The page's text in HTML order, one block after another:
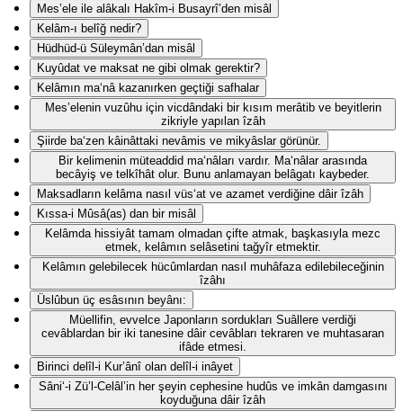
Mes’ele ile alâkalı Hakîm-i Busayrî’den misâl
Kelâm-ı belîğ nedir?
Hüdhüd-ü Süleymân’dan misâl
Kuyûdat ve maksat ne gibi olmak gerektir?
Kelâmın ma‘nâ kazanırken geçtiği safhalar
Mes’elenin vuzûhu için vicdândaki bir kısım merâtib ve beyitlerin
zikriyle yapılan îzâh
Şiirde ba‘zen kâinâttaki nevâmis ve mikyâslar görünür.
Bir kelimenin müteaddid ma‘nâları vardır. Ma‘nâlar arasında
becâyiş ve telkîhât olur. Bunu anlamayan belâgatı kaybeder.
Maksadların kelâma nasıl vüs‘at ve azamet verdiğine dâir îzâh
Kıssa-i Mûsâ(as) dan bir misâl
Kelâmda hissiyât tamam olmadan çifte atmak, başkasıyla mezc
etmek, kelâmın selâsetini tağyîr etmektir.
Kelâmın gelebilecek hücûmlardan nasıl muhâfaza edilebileceğinin
îzâhı
Üslûbun üç esâsının beyânı:
Müellifin, evvelce Japonların sordukları Suâllere verdiği
cevâblardan bir iki tanesine dâir cevâbları tekraren ve muhtasaran
ifâde etmesi.
Birinci delîl-i Kur’ânî olan delîl-i inâyet
Sâni‘-i Zü’l-Celâl’in her şeyin cephesine hudûs ve imkân damgasını
koyduğuna dâir îzâh